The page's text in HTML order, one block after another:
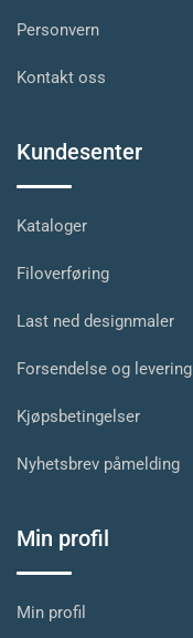
Personvern
Kontakt oss
Kundesenter
Kataloger
Filoverføring
Last ned designmaler
Forsendelse og levering
Kjøpsbetingelser
Nyhetsbrev påmelding
Min profil
Min profil